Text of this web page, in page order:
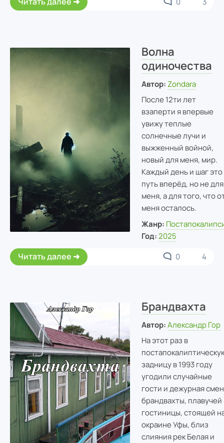
Волна
одиночества
Автор: Zondara
После 12ти лет
взаперти я впервые
увижу теплые
солнечные лучи и
выжженный войной,
новый для меня, мир.
Каждый день и шаг это
путь вперёд, но не для
меня, а для того, что
меня осталось.
Жанр:
Год: 2025
Читать далее 0 4
Брандвахта
Автор: Александр Гор
На этот раз в
задницу в 1993 году
угодили случайные
гости и дежурная
брандвахты, плавучей
гостиницы, стоящей
окраине Уфы, близ
слияния рек Белая и